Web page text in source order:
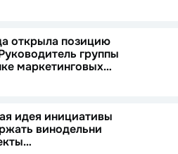
открыла позицию
группы
маркетинговых…
идея инициативы
винодельни